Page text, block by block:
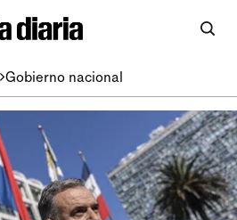
Gobierno nacional